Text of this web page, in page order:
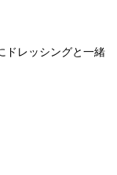
ドレッシングと一緒